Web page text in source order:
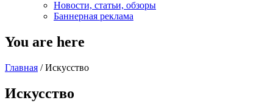
Новости, статьи, обзоры
Баннерная реклама
You are here
Главная / Искусство
Искусство